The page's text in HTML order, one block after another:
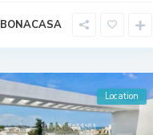
BONACASA
Location